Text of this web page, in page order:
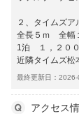
２、タイムズ
全長５ｍ 全幅
1泊 １，２０
近隣タイムズ松
最終更新日：2026-
アクセス